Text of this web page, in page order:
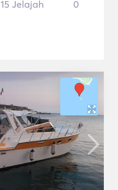
15 Jelajah 0